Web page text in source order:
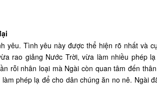
yêu. Tình yêu này được thể hiện rõ nhất và
rao giảng Nước Trời, vừa làm nhiều phép
rỗi nhân loại mà Ngài còn quan tâm đến
phép lạ để cho dân chúng ăn no nê. Ngài